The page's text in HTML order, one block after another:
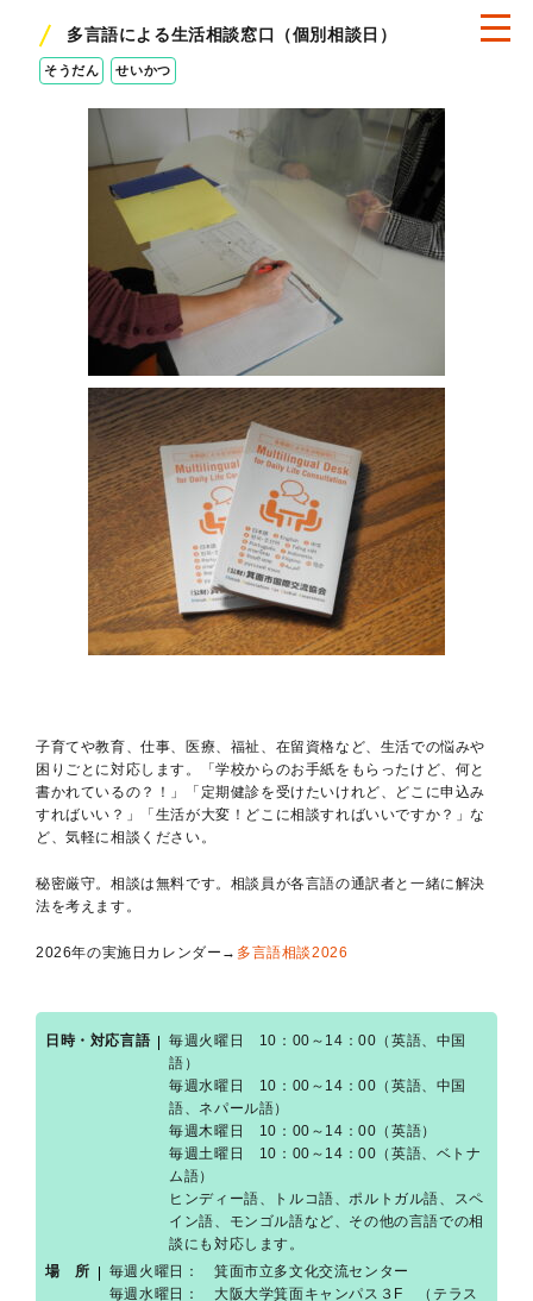
多言語による生活相談窓口（個別相談日）
そうだん せいかつ
子育てや教育、仕事、医療、福祉、在留資格など、生活での悩みや
困りごとに対応します。
「学校からのお手紙をもらったけど、何と
書かれているの？！」「定期健診を受けたいけれど、どこに申込み
すればいい？」「生活が大変！どこに相談すればいいですか？」な
ど、気軽に相談ください。
秘密厳守。相談は無料です。相談員が各言語の通訳者と一緒に解決
法を考えます。
2026年の実施日カレンダー→ 多言語相談2026
日時・対応言語
毎週火曜日 10：00～14：00（英語、中国
語）
毎週水曜日 10：00～14：00（英語、中国
語、ネパール語）
毎週木曜日 10：00～14：00（英語）
毎週土曜日 10：00～14：00（英語、ベトナ
ム語）
ヒンディー語、トルコ語、ポルトガル語、スペ
イン語、モンゴル語など、その他の言語での相
談にも対応します。
場 所
毎週火曜日： 箕面市立多文化交流センター
毎週水曜日： 大阪大学箕面キャンパス３F （テラス